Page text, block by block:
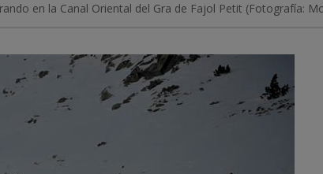
en la Canal Oriental del Gra de Fajol Petit (Fotografía: